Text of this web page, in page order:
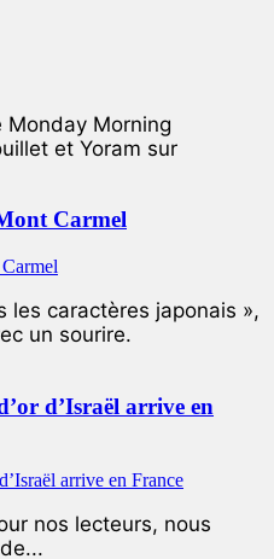
Monday Morning
et Yoram sur
Carmel
les caractères japonais »,
un sourire.
d’Israël arrive en
nos lecteurs, nous